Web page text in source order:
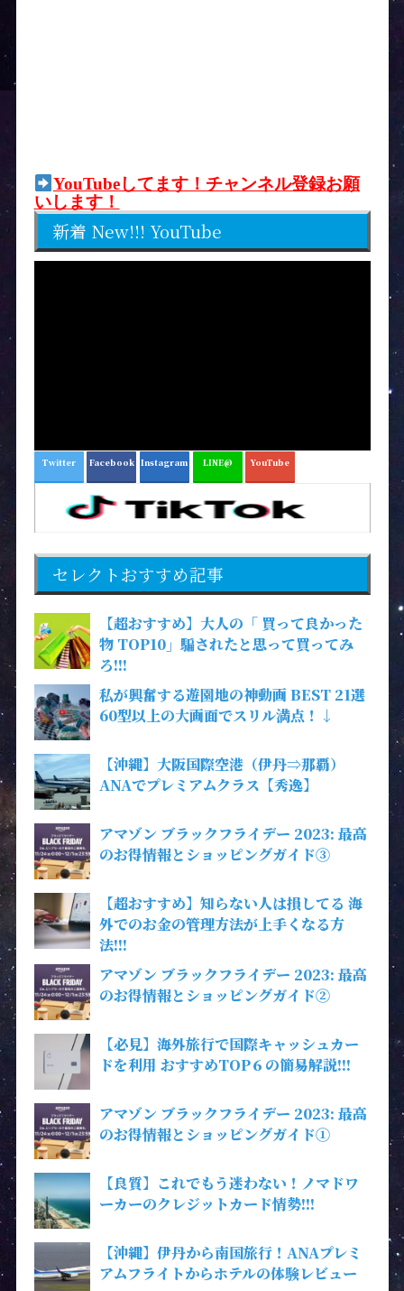
YouTubeしてます！チャンネル登録お願
いします！
新着 New!!! YouTube
Twitter Facebook Instagram LINE@ YouTube
セレクトおすすめ記事
【超おすすめ】大人の「 買って良かった
物 TOP10」騙されたと思って買ってみ
ろ!!!
私が興奮する遊園地の神動画 BEST 21選
60型以上の大画面でスリル満点！↓
【沖縄】大阪国際空港（伊丹⇒那覇）
ANAでプレミアムクラス【秀逸】
アマゾン ブラックフライデー 2023: 最高
のお得情報とショッピングガイド③
【超おすすめ】知らない人は損してる 海
外でのお金の管理方法が上手くなる方
法!!!
アマゾン ブラックフライデー 2023: 最高
のお得情報とショッピングガイド②
【必見】海外旅行で国際キャッシュカー
ドを利用 おすすめTOP６の簡易解説!!!
アマゾン ブラックフライデー 2023: 最高
のお得情報とショッピングガイド①
【良質】これでもう迷わない！ノマドワ
ーカーのクレジットカード情勢!!!
【沖縄】伊丹から南国旅行！ANAプレミ
アムフライトからホテルの体験レビュー